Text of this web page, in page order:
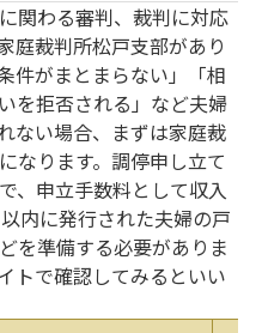
関わる審判、裁判に対応
庭裁判所松戸支部があり
件がまとまらない」「相
を拒否される」など夫婦
ない場合、まずは家庭裁
なります。調停申し立て
、申立手数料として収入
内に発行された夫婦の戸
を準備する必要がありま
トで確認してみるといい